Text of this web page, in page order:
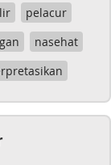
pelacur
nasehat